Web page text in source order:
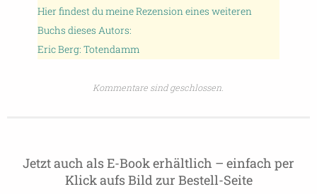
Hier findest du meine Rezension eines weiteren
Buchs dieses Autors:
Eric Berg: Totendamm
Kommentare sind geschlossen.
Jetzt auch als E-Book erhältlich – einfach per
Klick aufs Bild zur Bestell-Seite